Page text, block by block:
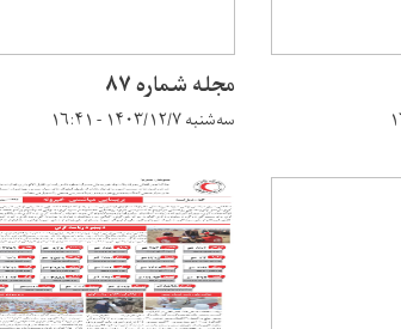
مجله شماره ۸۷
سه‌شنبه ۱۴۰۳/۱۲/۷ - ۱۶:۴۱